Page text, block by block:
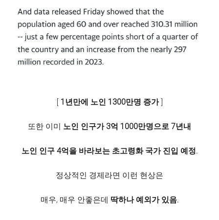
[ 1년만에 노인 1300만명 증가]
또한 이미 노인 인구가 3억 1000만명으로 7년내
노인 인구 4억을 바라보는 초고령화 국가 진입 예정.
정상적인 경제라면 이런 현상은
매우, 매우 안좋은데 딱하나 예외가 있음.